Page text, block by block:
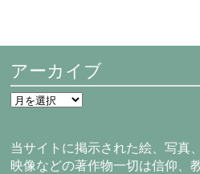
アーカイブ
ア
ー
ブ
当サイトに掲示された絵、写真
映像などの著作物一切は信仰、